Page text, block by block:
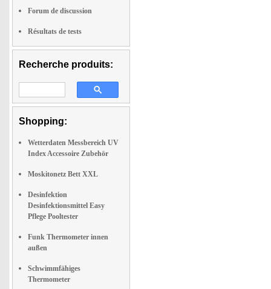
Forum de discussion
Résultats de tests
Recherche produits:
Shopping:
Wetterdaten Messbereich UV
Index Accessoire Zubehör
Moskitonetz Bett XXL
Desinfektion
Desinfektionsmittel Easy
Pflege Pooltester
Funk Thermometer innen
außen
Schwimmfähiges
Thermometer